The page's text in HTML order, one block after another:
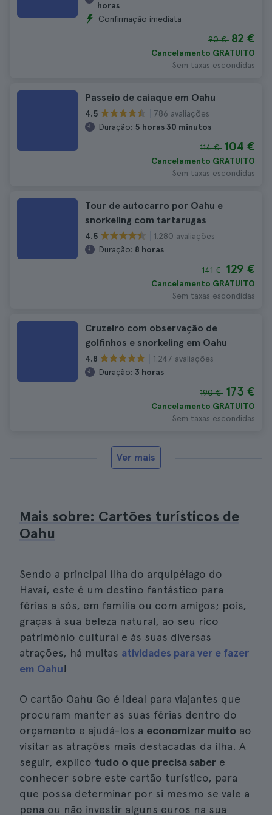
horas
Confirmação imediata
90 € 82 €
Cancelamento GRATUITO
Sem taxas escondidas
Passeio de caiaque em Oahu
4.5
786 avaliações
Duração: 5 horas 30 minutos
114 € 104 €
Cancelamento GRATUITO
Sem taxas escondidas
Tour de autocarro por Oahu e
snorkeling com tartarugas
4.5
1.280 avaliações
Duração: 8 horas
141 € 129 €
Cancelamento GRATUITO
Sem taxas escondidas
Cruzeiro com observação de
golfinhos e snorkeling em Oahu
4.8
1.247 avaliações
Duração: 3 horas
190 € 173 €
Cancelamento GRATUITO
Sem taxas escondidas
Ver mais
Mais sobre: Cartões turísticos de
Oahu
Sendo a principal ilha do arquipélago do
Havaí, este é um destino fantástico para
férias a sós, em família ou com amigos; pois,
graças à sua beleza natural, ao seu rico
património cultural e às suas diversas
atrações, há muitas atividades para ver e fazer
em Oahu!
O cartão Oahu Go é ideal para viajantes que
procuram manter as suas férias dentro do
orçamento e ajudá-los a economizar muito ao
visitar as atrações mais destacadas da ilha. A
seguir, explico tudo o que precisa saber e
conhecer sobre este cartão turístico, para
que possa determinar por si mesmo se vale a
pena ou não investir alguns euros na sua